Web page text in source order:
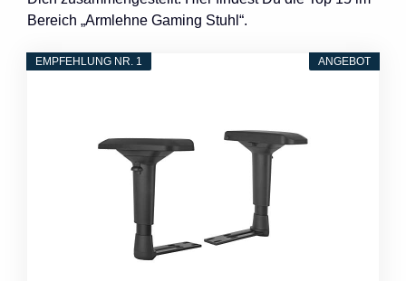
Bereich „Armlehne Gaming Stuhl“.
ANGEBOT
EMPFEHLUNG NR. 1